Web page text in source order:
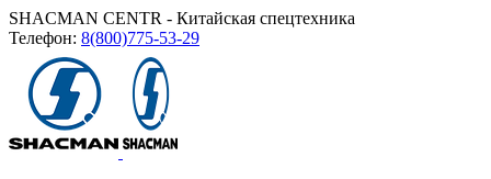
SHACMAN CENTR - Китайская спецтехника
Телефон: 8(800)775-53-29